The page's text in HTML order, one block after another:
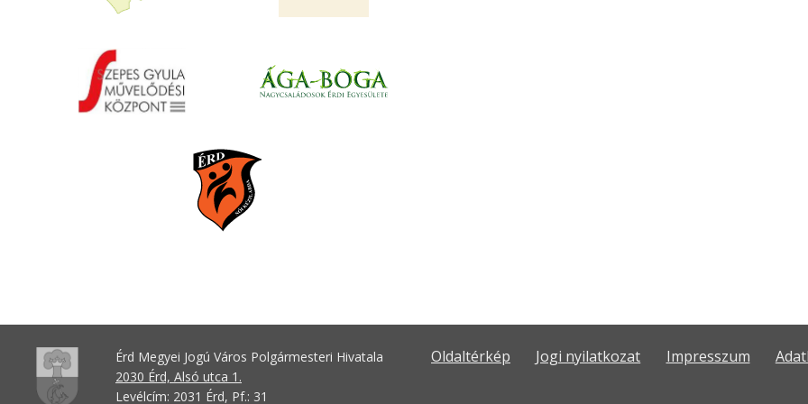
Érd Megyei Jogú Város Polgármesteri Hivatala
2030 Érd, Alsó utca 1.
Levélcím: 2031 Érd, Pf.: 31
Oldaltérkép Jogi nyilatkozat Impresszum